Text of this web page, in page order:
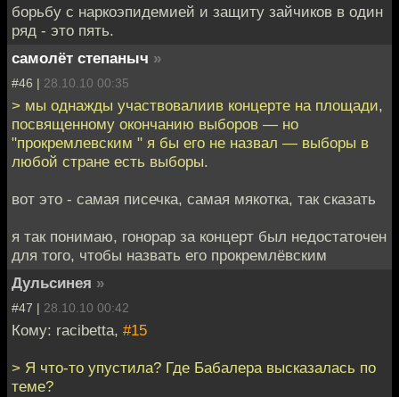
борьбу с наркоэпидемией и защиту зайчиков в один
ряд - это пять.
самолёт степаныч »
#46 | 28.10.10 00:35
> мы однажды участвовалиив концерте на площади,
посвященному окончанию выборов — но
"прокремлевским " я бы его не назвал — выборы в
любой стране есть выборы.
вот это - самая писечка, самая мякотка, так сказать
я так понимаю, гонорар за концерт был недостаточен
для того, чтобы назвать его прокремлёвским
Дульсинея »
#47 | 28.10.10 00:42
Кому: racibetta, #15
> Я что-то упустила? Где Бабалера высказалась по
теме?